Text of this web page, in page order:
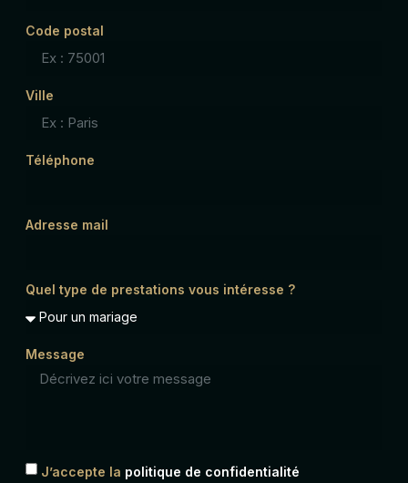
Code postal
Ville
Téléphone
Adresse mail
Quel type de prestations vous intéresse ?
Message
J’accepte la politique de confidentialité